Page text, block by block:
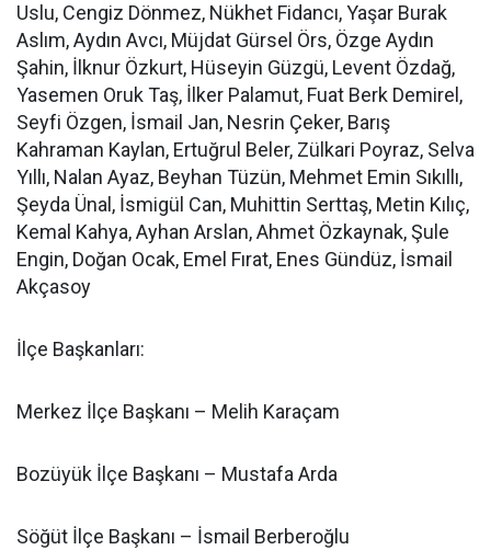
Uslu, Cengiz Dönmez, Nükhet Fidancı, Yaşar Burak
Aslım, Aydın Avcı, Müjdat Gürsel Örs, Özge Aydın
Şahin, İlknur Özkurt, Hüseyin Güzgü, Levent Özdağ,
Yasemen Oruk Taş, İlker Palamut, Fuat Berk Demirel,
Seyfi Özgen, İsmail Jan, Nesrin Çeker, Barış
Kahraman Kaylan, Ertuğrul Beler, Zülkari Poyraz, Selva
Yıllı, Nalan Ayaz, Beyhan Tüzün, Mehmet Emin Sıkıllı,
Şeyda Ünal, İsmigül Can, Muhittin Serttaş, Metin Kılıç,
Kemal Kahya, Ayhan Arslan, Ahmet Özkaynak, Şule
Engin, Doğan Ocak, Emel Fırat, Enes Gündüz, İsmail
Akçasoy
İlçe Başkanları:
Merkez İlçe Başkanı – Melih Karaçam
Bozüyük İlçe Başkanı – Mustafa Arda
Söğüt İlçe Başkanı – İsmail Berberoğlu